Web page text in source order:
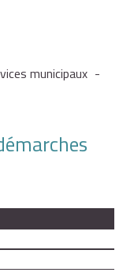
municipaux -